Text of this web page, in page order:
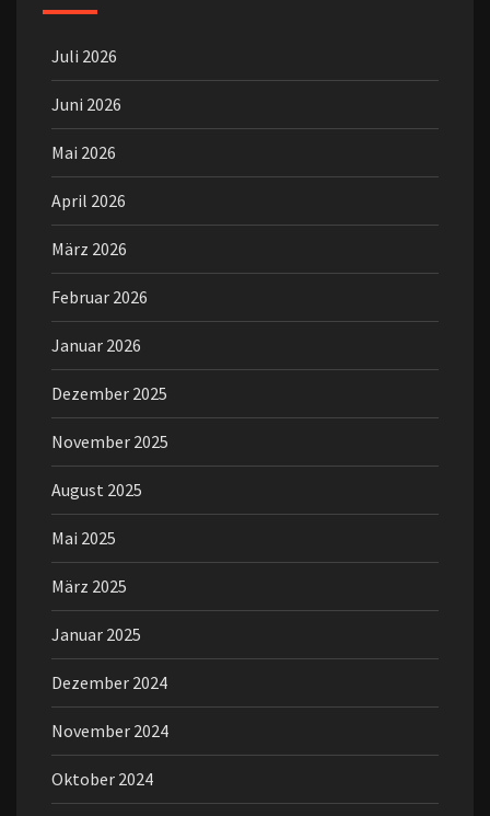
Juli 2026
Juni 2026
Mai 2026
April 2026
März 2026
Februar 2026
Januar 2026
Dezember 2025
November 2025
August 2025
Mai 2025
März 2025
Januar 2025
Dezember 2024
November 2024
Oktober 2024